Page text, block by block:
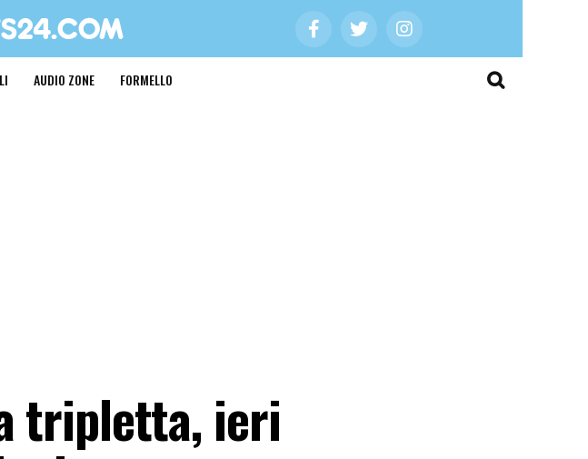
AUDIO ZONE FORMELLO
tripletta, ieri